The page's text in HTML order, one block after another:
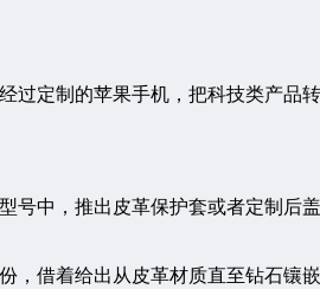
过定制的苹果手机，把科技类产品
中，推出皮革保护套或者定制后
，借着给出从皮革材质直至钻石镶